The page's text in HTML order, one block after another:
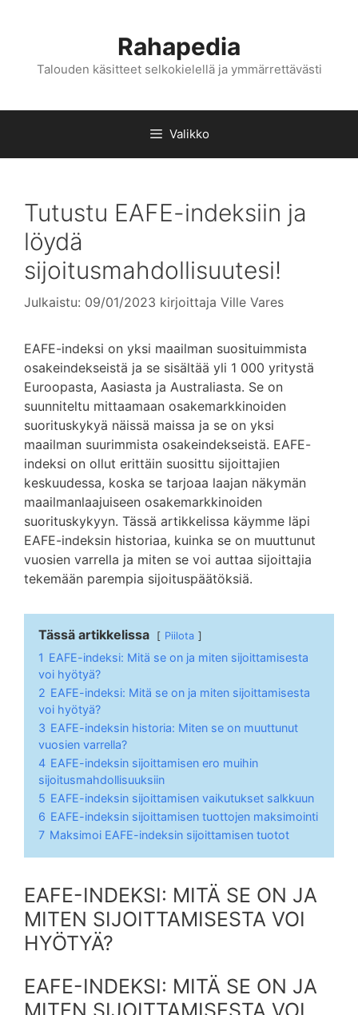
Rahapedia
Talouden käsitteet selkokielellä ja ymmärrettävästi
Valikko
Tutustu EAFE-indeksiin ja
löydä
sijoitusmahdollisuutesi!
Julkaistu: 09/01/2023 kirjoittaja Ville Vares
EAFE-indeksi on yksi maailman suosituimmista
osakeindekseistä ja se sisältää yli 1 000 yritystä
Euroopasta, Aasiasta ja Australiasta. Se on
suunniteltu mittaamaan osakemarkkinoiden
suorituskykyä näissä maissa ja se on yksi
maailman suurimmista osakeindekseistä. EAFE-
indeksi on ollut erittäin suosittu sijoittajien
keskuudessa, koska se tarjoaa laajan näkymän
maailmanlaajuiseen osakemarkkinoiden
suorituskykyyn. Tässä artikkelissa käymme läpi
EAFE-indeksin historiaa, kuinka se on muuttunut
vuosien varrella ja miten se voi auttaa sijoittajia
tekemään parempia sijoituspäätöksiä.
Tässä artikkelissa Piilota
1 EAFE-indeksi: Mitä se on ja miten sijoittamisesta
voi hyötyä?
2 EAFE-indeksi: Mitä se on ja miten sijoittamisesta
voi hyötyä?
3 EAFE-indeksin historia: Miten se on muuttunut
vuosien varrella?
4 EAFE-indeksin sijoittamisen ero muihin
sijoitusmahdollisuuksiin
5 EAFE-indeksin sijoittamisen vaikutukset salkkuun
6 EAFE-indeksin sijoittamisen tuottojen maksimointi
7 Maksimoi EAFE-indeksin sijoittamisen tuotot
EAFE-INDEKSI: MITÄ SE ON JA
MITEN SIJOITTAMISESTA VOI
HYÖTYÄ?
EAFE-INDEKSI: MITÄ SE ON JA
MITEN SIJOITTAMISESTA VOI